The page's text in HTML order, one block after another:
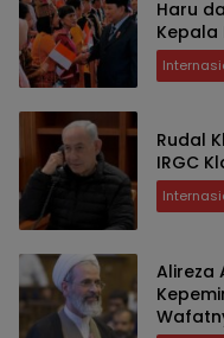
Haru
Kepala
Rudal
IRGC
Alireza